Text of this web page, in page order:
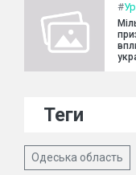
#
Теги
Одеська область